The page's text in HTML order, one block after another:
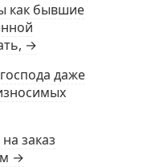
как бывшие
→
даже
заказ
→